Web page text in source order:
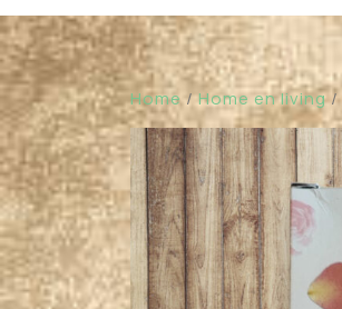
Home/Home en living/